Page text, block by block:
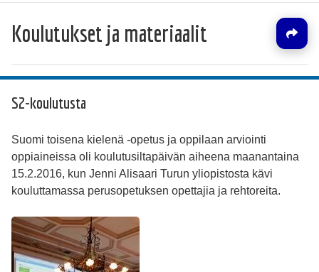
Koulutukset ja materiaalit
S2-koulutusta
Suomi toisena kielenä -opetus ja oppilaan arviointi
oppiaineissa oli koulutusiltapäivän aiheena maanantaina
15.2.2016, kun Jenni Alisaari Turun yliopistosta kävi
kouluttamassa perusopetuksen opettajia ja rehtoreita.